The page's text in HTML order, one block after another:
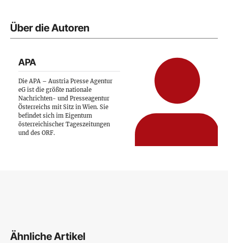
Über die Autoren
APA
Die APA – Austria Presse Agentur
eG ist die größte nationale
Nachrichten- und Presseagentur
Österreichs mit Sitz in Wien. Sie
befindet sich im Eigentum
österreichischer Tageszeitungen
und des ORF.
Ähnliche Artikel